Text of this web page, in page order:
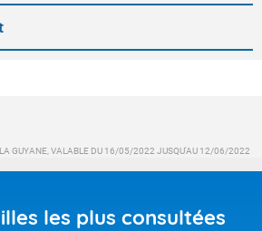
LA GUYANE, VALABLE DU 16/05/2022 JUSQU'AU 12/06/2022
les plus consultées